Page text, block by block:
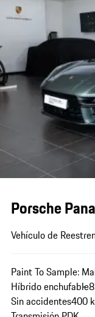
Porsche
Vehículo de
Paint To Sample:
Híbrido enchufable
Sin accidentes400